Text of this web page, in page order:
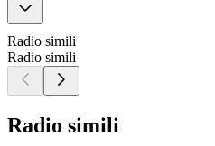
Radio simili
Radio simili
Radio simili